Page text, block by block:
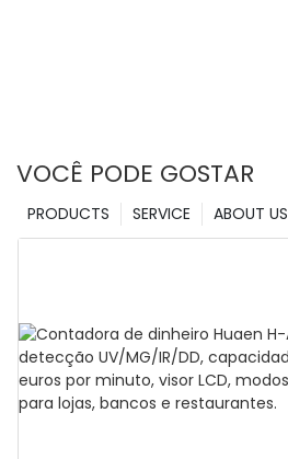
VOCÊ PODE GOSTAR
ABOUT US
SERVICE
PRODUCTS